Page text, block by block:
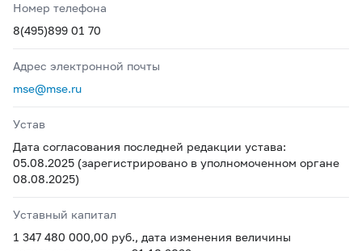
Номер телефона
8(495)899 01 70
Адрес электронной почты
mse@mse.ru
Устав
Дата согласования последней редакции устава:
05.08.2025 (зарегистрировано в уполномоченном органе
08.08.2025)
Уставный капитал
1 347 480 000,00 руб., дата изменения величины